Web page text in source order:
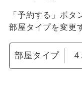
「予約する」ボタ
部屋タイプを変更
部屋タイプ